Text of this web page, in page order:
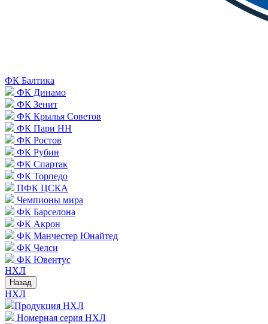
ФК Балтика
ФК Динамо
ФК Зенит
ФК Крылья Советов
ФК Пари НН
ФК Ростов
ФК Рубин
ФК Спартак
ФК Торпедо
ПФК ЦСКА
Чемпионы мира
ФК Барселона
ФК Акрон
ФК Манчестер Юнайтед
ФК Челси
ФК Ювентус
НХЛ
Назад
НХЛ
Продукция НХЛ
Номерная серия НХЛ